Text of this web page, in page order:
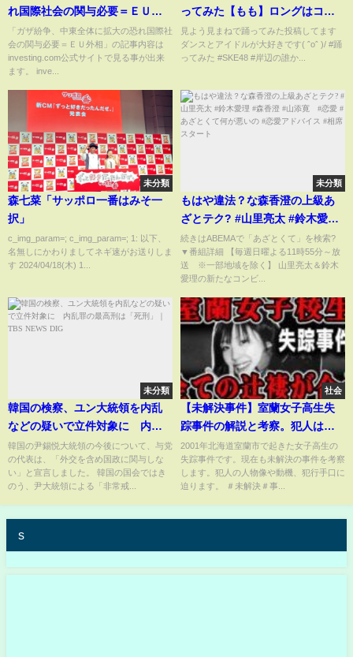
れ国際社会の関与必要＝ＥＵ外
相
「ガザ紛争、中東全体に拡大の恐れ国際社
会の関与必要＝ＥＵ外相」の記事内容は
investing.com公式サイトで見る事が出来
ます。 inve...
ってみた【もも】ロングはコメ
ント欄に
見よう見まねで踊ってみた投稿してます
ダンスとアイドルが大好きです( ˆoˆ )/ #踊
ってみた #SKE48 #岸辺の誰か...
未分類
森七菜「サッポロ一番はみそ一
択」
c_img_param=; c_img_param=; 1: 以下、
名無しにかわりましてネギ速がお送りしま
す 2024/04/18(木) 1...
未分類
もはや違法？な森香澄の上級あ
ざとテク? #山里亮太 #鈴木愛理
#森香澄 #山添寛 #恋愛 #あざと
くて何が悪いの #恋愛アドバイス
#相席スタート
続きはABEMAで「あざとくて」を検索?
▼番組詳細 【毎週日曜よる11時55分～放
送 ※一部地域を除く】 山里亮太＆鈴木
愛理の新たなコンビ...
未分類
韓国の検察、ユン大統領を内乱
などの疑いで立件対象に 内乱
罪の最高刑は「死刑」｜
TBS NEWS DIG
韓国の尹錫悦大統領の今後について、与党
の代表は、「外交を含め国政に関与しな
い」と宣言しました。 韓国の国会ではき
のう、尹大統領による「非常戒...
社会
【未解決事件】室蘭女子高生失
踪事件の解説と考察。犯人はま
さかの◯◯！これなら全ての辻
褄が合う！
2001年北海道室蘭市で起きた女子高生の
失踪事件です。現在も未解決の事件を考察
します。犯人の人物像や動機、犯行手口に
迫ります。 ＃未解決＃事...
s